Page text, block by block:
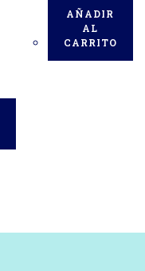
AÑADIR
AL
CARRITO